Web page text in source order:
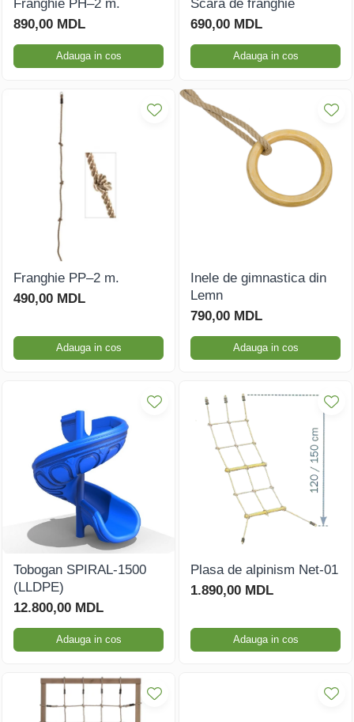
Căsuțe de joacă
Table pentru desen
Gardulețe
Echipamente pentru
grădinițe
Pavilioane pentru grădinițe
Franghie PH–2 m.
890,00 MDL
Adauga in cos
Scara de franghie
690,00 MDL
Adauga in cos
Franghie PP–2 m.
490,00 MDL
Adauga in cos
Inele de gimnastica din
Lemn
790,00 MDL
Adauga in cos
Tobogan SPIRAL-1500
(LLDPE)
12.800,00 MDL
Adauga in cos
Plasa de alpinism Net-01
1.890,00 MDL
Adauga in cos